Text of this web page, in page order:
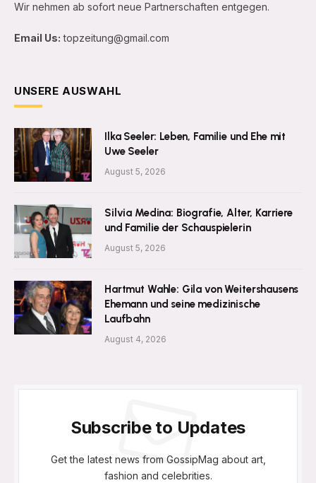
Wir nehmen ab sofort neue Partnerschaften entgegen.
Email Us: topzeitung@gmail.com
UNSERE AUSWAHL
Ilka Seeler: Leben, Familie und Ehe mit
Uwe Seeler
August 5, 2026
Silvia Medina: Biografie, Alter, Karriere
und Familie der Schauspielerin
August 5, 2026
Hartmut Wahle: Gila von Weitershausens
Ehemann und seine medizinische
Laufbahn
August 4, 2026
Subscribe to Updates
Get the latest news from GossipMag about art,
fashion and celebrities.